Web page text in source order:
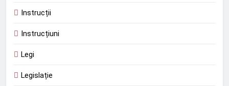
Instrucții
Instrucțiuni
Legi
Legislație